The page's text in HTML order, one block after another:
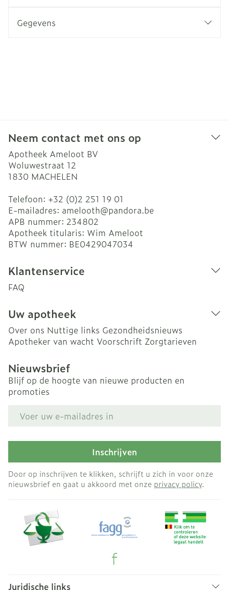
Gegevens
Neem contact met ons op
Apotheek Ameloot BV
Woluwestraat 12
1830 MACHELEN
Telefoon: +32 (0)2 251 19 01
E-mailadres: amelooth@pandora.be
APB nummer: 234802
Apotheek titularis: Wim Ameloot
BTW nummer: BE0429047034
Klantenservice
FAQ
Uw apotheek
Over ons Nuttige links Gezondheidsnieuws
Apotheker van wacht Voorschrift Zorgtarieven
Nieuwsbrief
Blijf op de hoogte van nieuwe producten en
promoties
Inschrijven
Door op inschrijven te klikken, schrijft u zich in voor onze
nieuwsbrief en gaat u akkoord met onze privacy policy.
Juridische links